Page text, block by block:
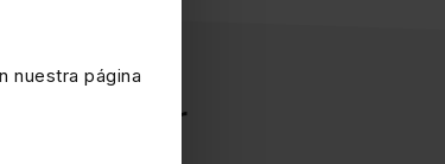
nuestra página
sector